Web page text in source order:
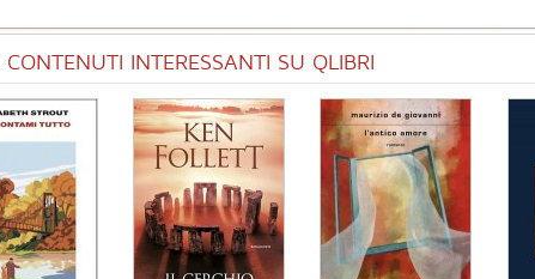
CONTENUTI INTERESSANTI SU QLIBRI